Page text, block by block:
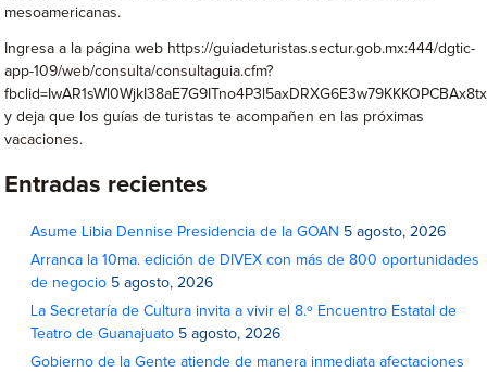
mesoamericanas.
Ingresa a la página web https://guiadeturistas.sectur.gob.mx:444/dgtic-
app-109/web/consulta/consultaguia.cfm?
y deja que los guías de turistas te acompañen en las próximas
vacaciones.
Entradas recientes
Asume Libia Dennise Presidencia de la GOAN 5 agosto, 2026
Arranca la 10ma. edición de DIVEX con más de 800 oportunidades
de negocio 5 agosto, 2026
La Secretaría de Cultura invita a vivir el 8.º Encuentro Estatal de
Teatro de Guanajuato 5 agosto, 2026
Gobierno de la Gente atiende de manera inmediata afectaciones